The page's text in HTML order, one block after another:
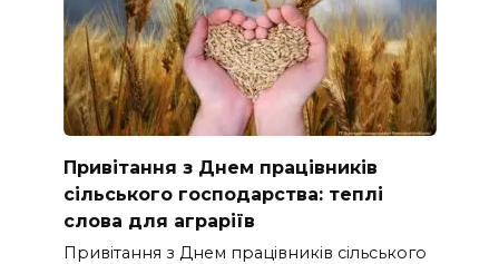
Привітання з Днем працівників
сільського господарства: теплі
слова для аграріїв
Привітання з Днем працівників сільського